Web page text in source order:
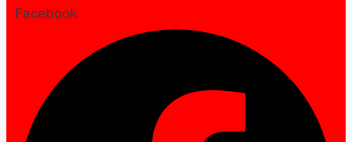
Facebook